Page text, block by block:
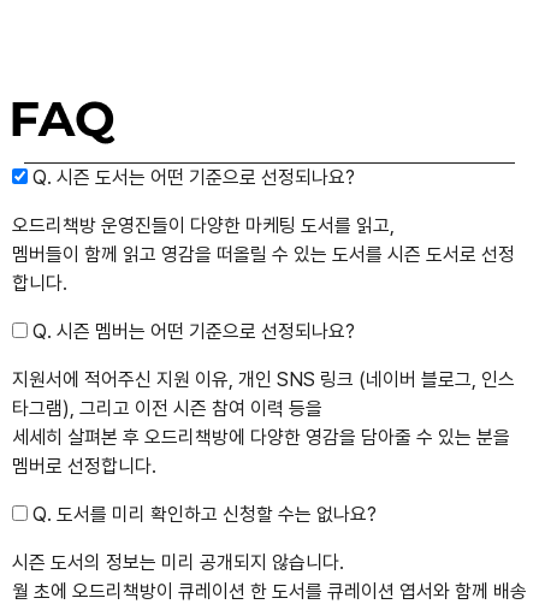
Q. 시즌 도서는 어떤 기준으로 선정되나요?
오드리책방 운영진들이 다양한 마케팅 도서를 읽고,
멤버들이 함께 읽고 영감을 떠올릴 수 있는 도서를 시즌 도서로 선정
합니다.
Q. 시즌 멤버는 어떤 기준으로 선정되나요?
지원서에 적어주신 지원 이유, 개인 SNS 링크 (네이버 블로그, 인스
타그램), 그리고 이전 시즌 참여 이력 등을
세세히 살펴본 후 오드리책방에 다양한 영감을 담아줄 수 있는 분을
멤버로 선정합니다.
Q. 도서를 미리 확인하고 신청할 수는 없나요?
시즌 도서의 정보는 미리 공개되지 않습니다.
월 초에 오드리책방이 큐레이션 한 도서를 큐레이션 엽서와 함께 배송